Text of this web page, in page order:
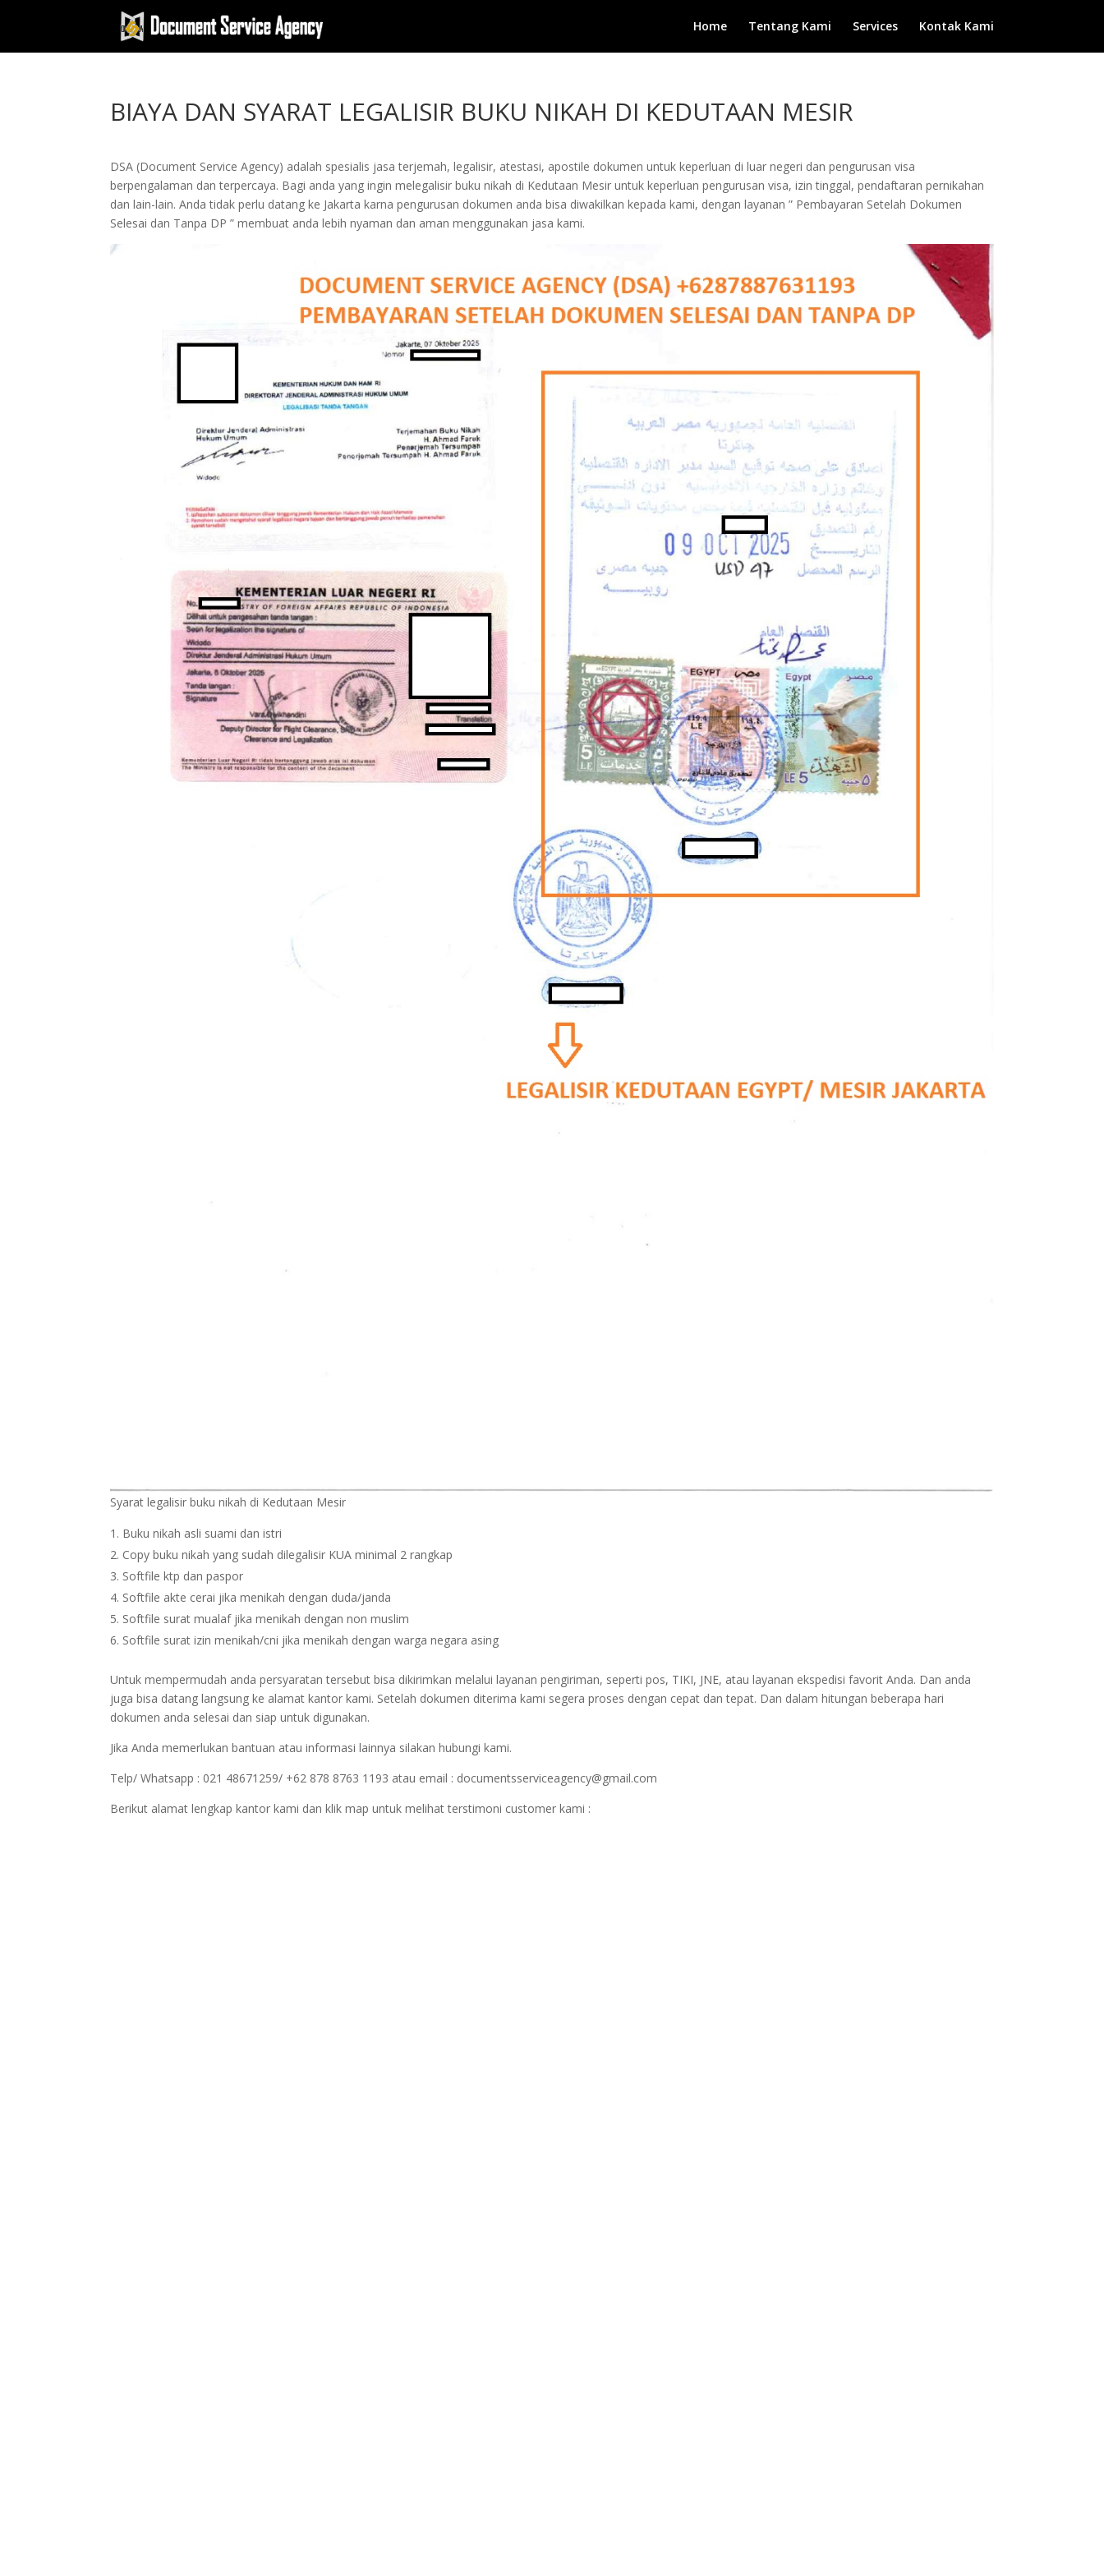
Home Tentang Kami Services Kontak Kami
BIAYA DAN SYARAT LEGALISIR BUKU NIKAH DI KEDUTAAN MESIR
DSA (Document Service Agency) adalah spesialis jasa terjemah, legalisir, atestasi, apostile dokumen untuk keperluan di luar negeri dan pengurusan visa
berpengalaman dan terpercaya. Bagi anda yang ingin melegalisir buku nikah di Kedutaan Mesir untuk keperluan pengurusan visa, izin tinggal, pendaftaran pernikahan
dan lain-lain. Anda tidak perlu datang ke Jakarta karna pengurusan dokumen anda bisa diwakilkan kepada kami, dengan layanan ” Pembayaran Setelah Dokumen
Selesai dan Tanpa DP ” membuat anda lebih nyaman dan aman menggunakan jasa kami.
Syarat legalisir buku nikah di Kedutaan Mesir
Buku nikah asli suami dan istri
Copy buku nikah yang sudah dilegalisir KUA minimal 2 rangkap
Softfile ktp dan paspor
Softfile akte cerai jika menikah dengan duda/janda
Softfile surat mualaf jika menikah dengan non muslim
Softfile surat izin menikah/cni jika menikah dengan warga negara asing
Untuk mempermudah anda persyaratan tersebut bisa dikirimkan melalui layanan pengiriman, seperti pos, TIKI, JNE, atau layanan ekspedisi favorit Anda. Dan anda
juga bisa datang langsung ke alamat kantor kami. Setelah dokumen diterima kami segera proses dengan cepat dan tepat. Dan dalam hitungan beberapa hari
dokumen anda selesai dan siap untuk digunakan.
Jika Anda memerlukan bantuan atau informasi lainnya silakan hubungi kami.
Telp/ Whatsapp : 021 48671259/ +62 878 8763 1193 atau email : documentsserviceagency@gmail.com
Berikut alamat lengkap kantor kami dan klik map untuk melihat terstimoni customer kami :